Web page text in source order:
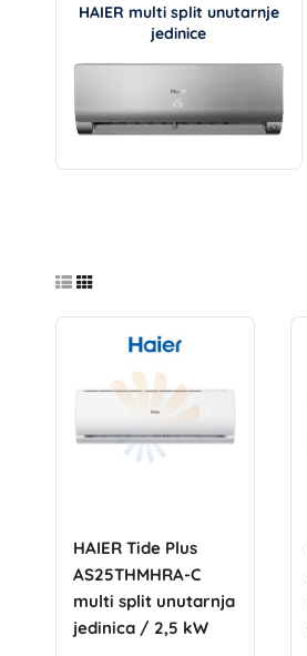
HAIER multi split unutarnje
jedinice
HAIER Tide Plus
AS25THMHRA-C
multi split unutarnja
jedinica / 2,5 kW